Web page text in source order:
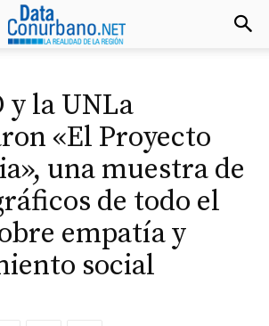
y la UNLa
«El Proyecto
una muestra de
de todo el
empatía y
social